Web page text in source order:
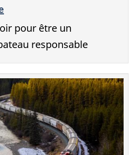
pour être un
responsable